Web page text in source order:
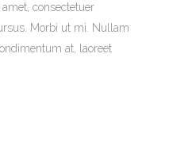
consectetuer
Morbi ut mi. Nullam
at, laoreet